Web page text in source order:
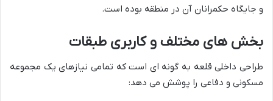
و جایگاه حکمرانان آن در منطقه بوده است.
بخش های مختلف و کاربری طبقات
طراحی داخلی قلعه به گونه ای است که تمامی نیازهای یک مجموعه
مسکونی و دفاعی را پوشش می دهد: